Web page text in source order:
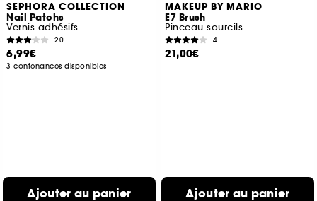
SEPHORA COLLECTION
Nail Patchs
Vernis adhésifs
20
6,99€
3 contenances disponibles
Ajouter au panier
MAKEUP BY MARIO
E7 Brush
Pinceau sourcils
4
21,00€
Ajouter au panier